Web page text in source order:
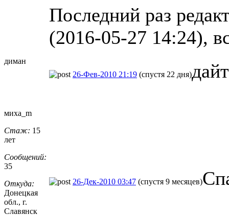
Последний раз
(2016-05-27 14:24),
диман
26-Фев-2010 21:19 (спустя 22 дня)
миха_m
Стаж: 15
лет
Сообщений:
35
Откуда:
Донецкая
обл., г.
Славянск
26-Дек-2010 03:47 (спустя 9 месяцев)